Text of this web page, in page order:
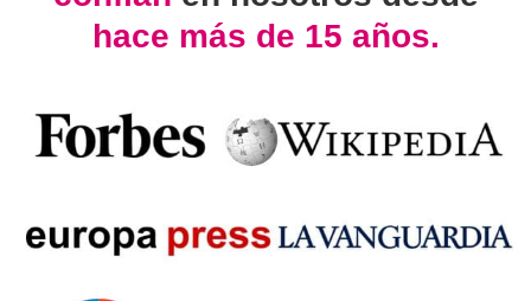
hace más de 15 años.